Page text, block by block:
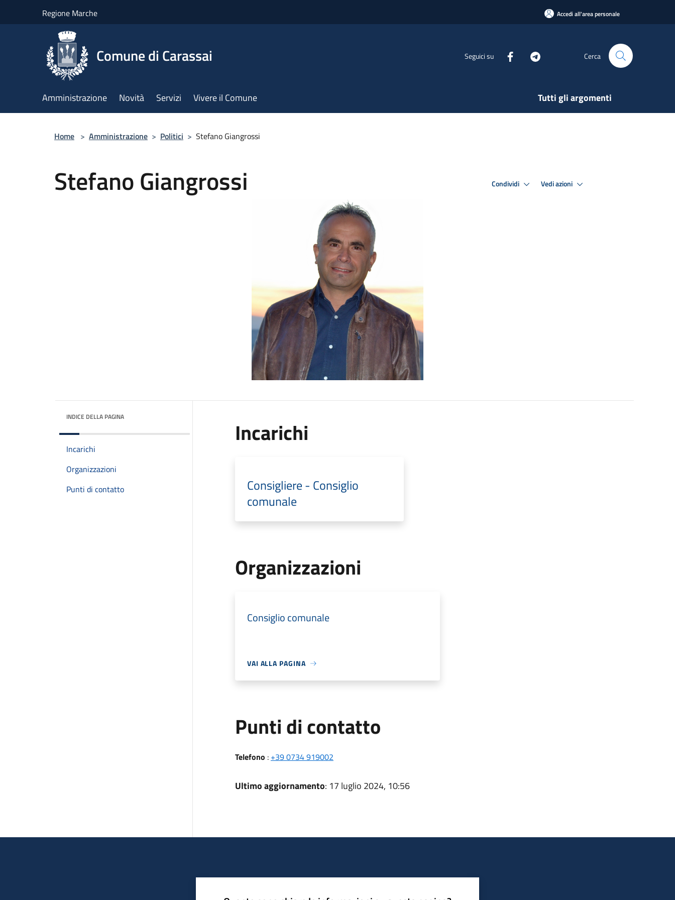
Regione Marche Accedi all'area personale
Comune di Carassai Seguici su Cerca
Amministrazione Novità Servizi Vivere il Comune Tutti gli argomenti
Home > Amministrazione > Politici > Stefano Giangrossi
Stefano Giangrossi Condividi Vedi azioni
INDICE DELLA PAGINA
Incarichi
Organizzazioni
Punti di contatto
Incarichi
Consigliere - Consiglio
comunale
Organizzazioni
Consiglio comunale
VAI ALLA PAGINA
Punti di contatto
Telefono : +39 0734 919002
Ultimo aggiornamento: 17 luglio 2024, 10:56